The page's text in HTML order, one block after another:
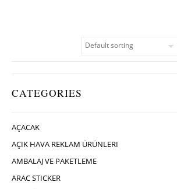
CATEGORIES
AÇACAK
AÇIK HAVA REKLAM ÜRÜNLERI
AMBALAJ VE PAKETLEME
ARAC STICKER